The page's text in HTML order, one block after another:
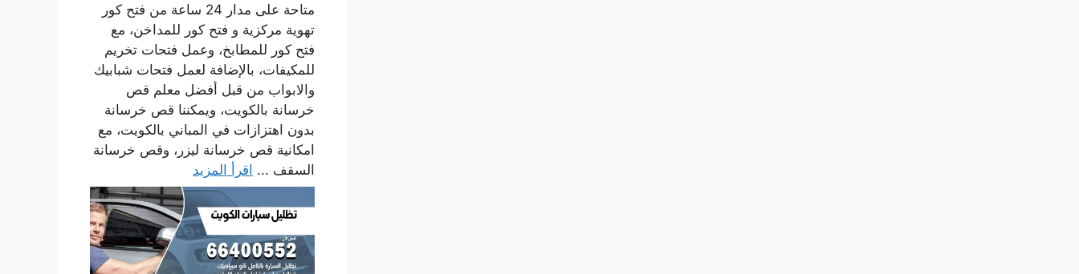
متاحة على مدار 24 ساعة من فتح كور
تهوية مركزية و فتح كور للمداخن، مع
فتح كور للمطابخ، وعمل فتحات تخريم
للمكيفات، بالإضافة لعمل فتحات شبابيك
والابواب من قبل أفضل معلم قص
خرسانة بالكويت، ويمكننا قص خرسانة
بدون اهتزازات في المباني بالكويت، مع
امكانية قص خرسانة ليزر، وقص خرسانة
السقف ... اقرأ المزيد